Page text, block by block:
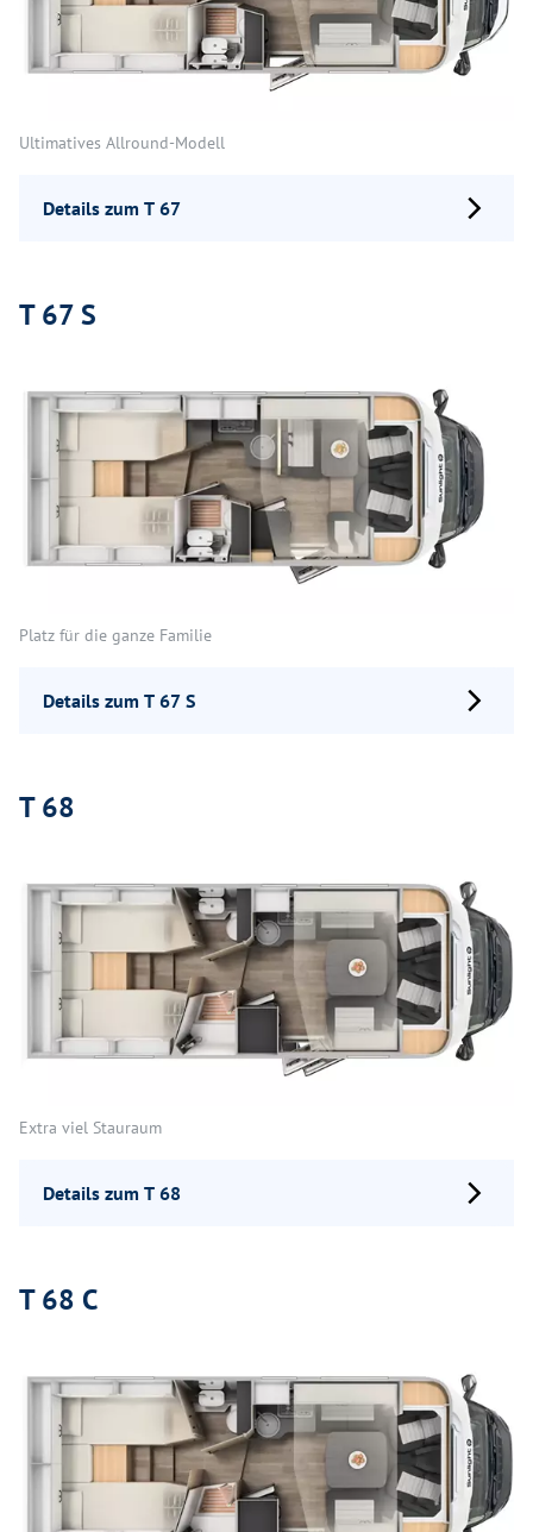
Ultimatives Allround-Modell
Details zum T 67
T 67 S
Platz für die ganze Familie
Details zum T 67 S
T 68
Extra viel Stauraum
Details zum T 68
T 68 C